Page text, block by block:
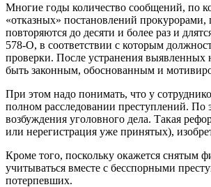
Многие годы количество сообщений, по
«отказных» постановлений
повторяются до десяти и более раз и
578‑О, в соответствии с которым
проверки. После устранения выявленных
быть законным, обоснованным и
При этом надо понимать, что у
полном расследовании преступлений. По
возбуждения уголовного дела. Такая
или нерегистрация уже принятых),
Кроме того, поскольку окажется снятым
учитываться вместе с бесспорными
потерпевших.